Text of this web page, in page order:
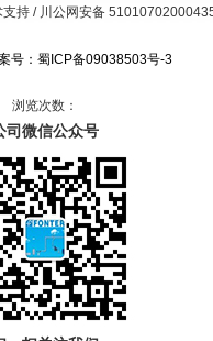
持 / 川公网安备
号：蜀ICP备09038503号-3
浏览次数：
司微信公众号